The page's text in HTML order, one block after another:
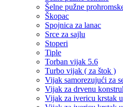
Šelne pužne
Škopac
Spojnica za lanac
Srce za sajlu
Stoperi
Tiple
Torban vijak 5.6
Turbo vijak ( za štok )
Vijak samorezujući za
Vijak za drvenu
Vijak za ivericu krstak